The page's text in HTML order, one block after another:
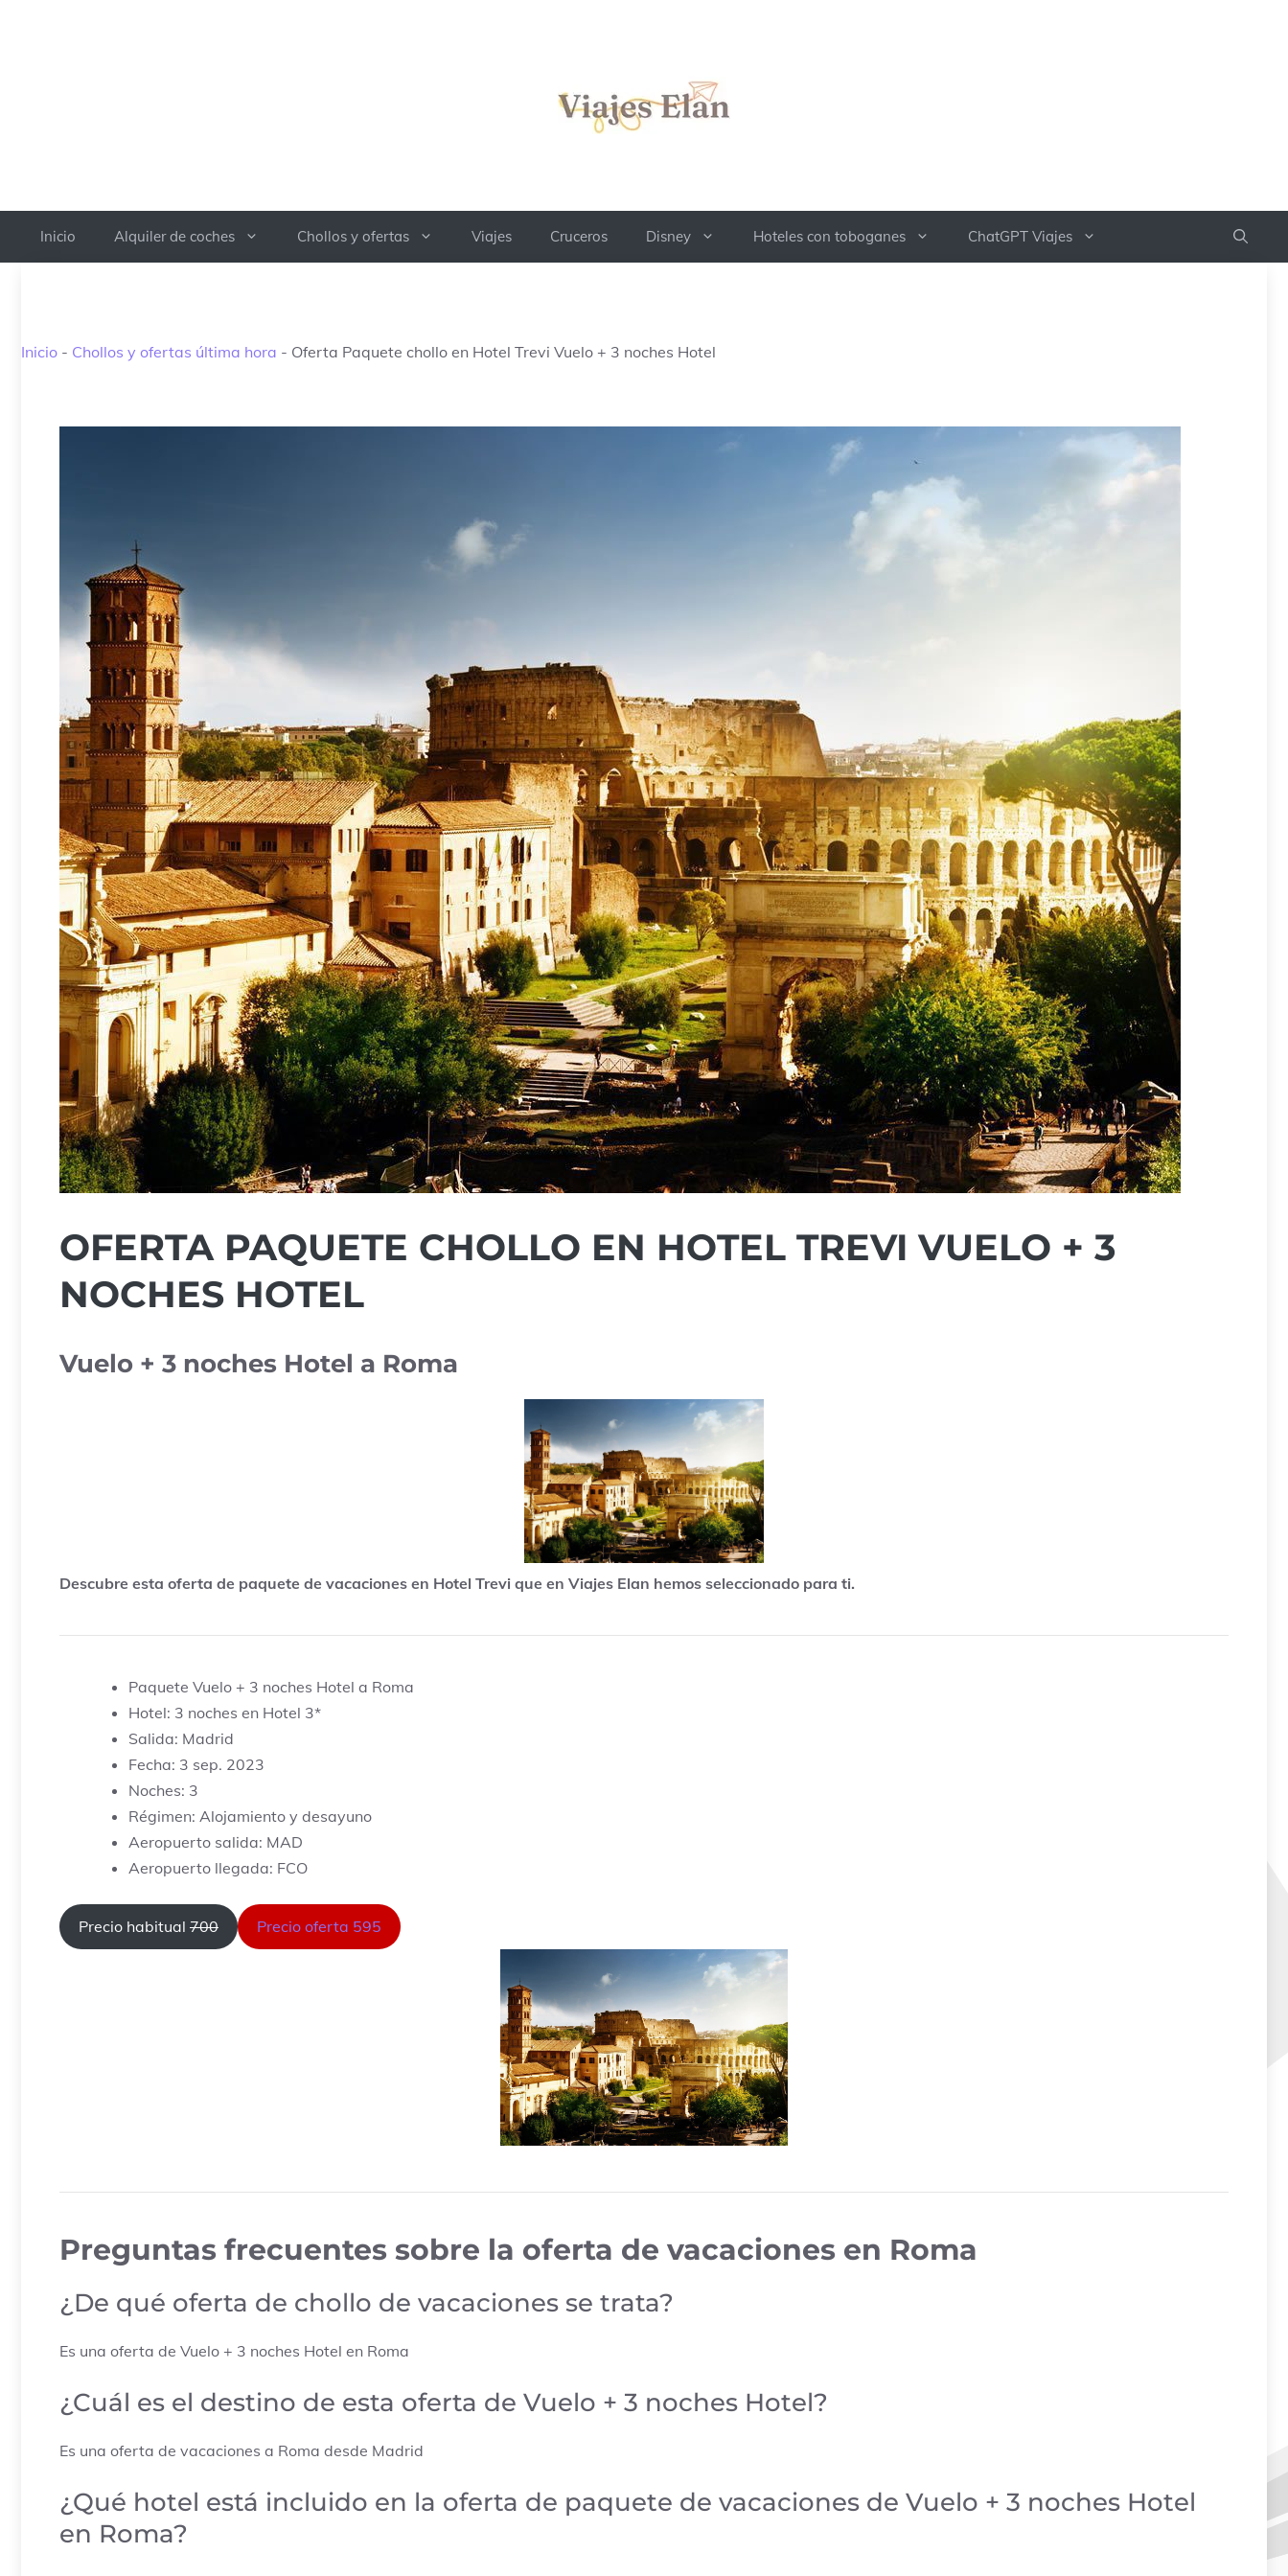
Inicio Alquiler de coches Chollos y ofertas Viajes Cruceros Disney Hoteles con toboganes ChatGPT Viajes
Inicio - Chollos y ofertas última hora - Oferta Paquete chollo en Hotel Trevi Vuelo + 3 noches Hotel
OFERTA PAQUETE CHOLLO EN HOTEL TREVI VUELO + 3
NOCHES HOTEL
Vuelo + 3 noches Hotel a Roma
Descubre esta oferta de paquete de vacaciones en Hotel Trevi que en Viajes Elan hemos seleccionado para ti.
Paquete Vuelo + 3 noches Hotel a Roma
Hotel: 3 noches en Hotel 3*
Salida: Madrid
Fecha: 3 sep. 2023
Noches: 3
Régimen: Alojamiento y desayuno
Aeropuerto salida: MAD
Aeropuerto llegada: FCO
Precio habitual 700 Precio oferta 595
Preguntas frecuentes sobre la oferta de vacaciones en Roma
¿De qué oferta de chollo de vacaciones se trata?
Es una oferta de Vuelo + 3 noches Hotel en Roma
¿Cuál es el destino de esta oferta de Vuelo + 3 noches Hotel?
Es una oferta de vacaciones a Roma desde Madrid
¿Qué hotel está incluido en la oferta de paquete de vacaciones de Vuelo + 3 noches Hotel
en Roma?